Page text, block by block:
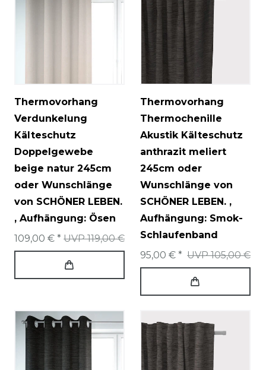
Thermovorhang
Verdunkelung
Kälteschutz
Doppelgewebe
beige natur 245cm
oder Wunschlänge
von SCHÖNER LEBEN.
, Aufhängung: Ösen
UVP 119,00 €
109,00 € *
Thermovorhang
Thermochenille
Akustik Kälteschutz
anthrazit meliert
245cm oder
Wunschlänge von
SCHÖNER LEBEN. ,
Aufhängung: Smok-
Schlaufenband
UVP 105,00 €
95,00 € *